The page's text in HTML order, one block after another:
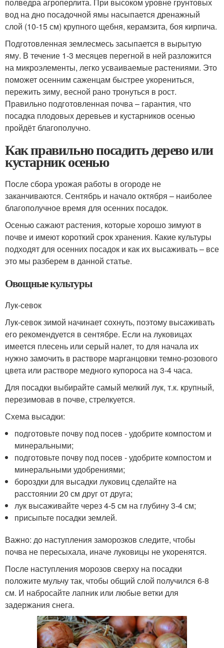
вод на дно посадочной ямы насыпается дренажный
слой (10-15 см) крупного щебня, керамзита, боя кирпича.
Подготовленная землесмесь засыпается в вырытую
яму. В течение 1-3 месяцев перегной в ней разложится
на микроэлементы, легко усваиваемые растениями. Это
поможет осенним саженцам быстрее укорениться,
пережить зиму, весной рано тронуться в рост.
Правильно подготовленная почва – гарантия, что
посадка плодовых деревьев и кустарников осенью
пройдёт благополучно.
Как правильно посадить дерево или
кустарник осенью
После сбора урожая работы в огороде не
заканчиваются. Сентябрь и начало октября – наиболее
благополучное время для осенних посадок.
Осенью сажают растения, которые хорошо зимуют в
почве и имеют короткий срок хранения. Какие культуры
подходят для осенних посадок и как их высаживать – все
это мы разберем в данной статье.
Овощные культуры
Лук-севок
Лук-севок зимой начинает сохнуть, поэтому высаживать
его рекомендуется в сентябре. Если на луковицах
имеется плесень или серый налет, то для начала их
нужно замочить в растворе марганцовки темно-розового
цвета или растворе медного купороса на 3-4 часа.
Для посадки выбирайте самый мелкий лук, т.к. крупный,
перезимовав в почве, стрелкуется.
Схема высадки:
подготовьте почву под посев - удобрите компостом и
минеральными;
подготовьте почву под посев - удобрите компостом и
минеральными удобрениями;
бороздки для высадки луковиц сделайте на
расстоянии 20 см друг от друга;
лук высаживайте через 4-5 см на глубину 3-4 см;
присыпьте посадки землей.
Важно: до наступления заморозков следите, чтобы
почва не пересыхала, иначе луковицы не укоренятся.
После наступления морозов сверху на посадки
положите мульчу так, чтобы общий слой получился 6-8
см. И набросайте лапник или любые ветки для
задержания снега.